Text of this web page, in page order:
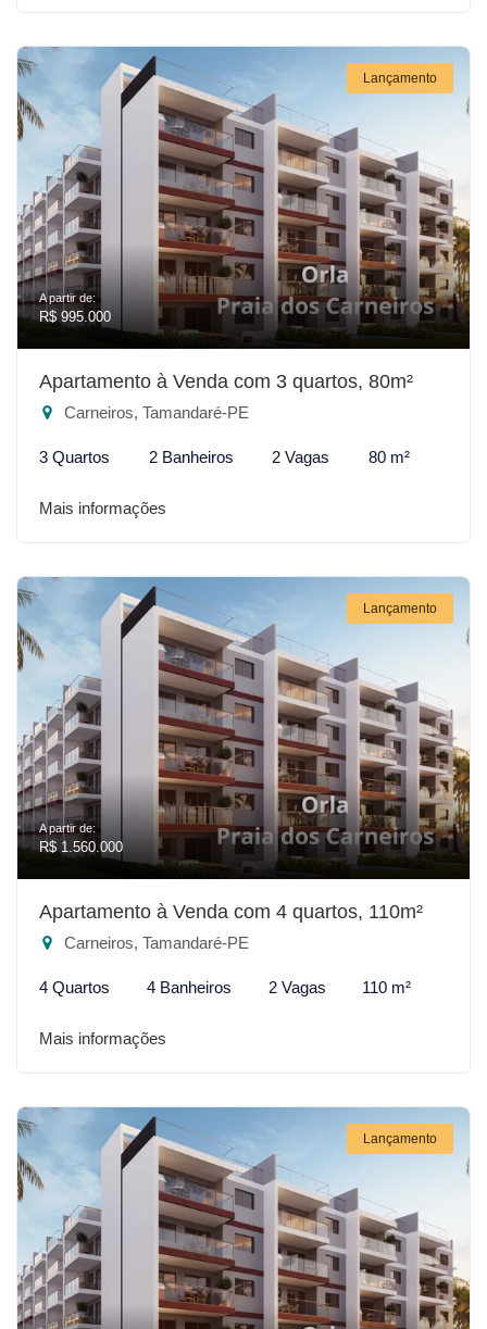
Lançamento
A partir de:
R$ 995.000
Apartamento à Venda com 3 quartos, 80m²
Carneiros, Tamandaré-PE
3 Quartos 2 Banheiros 2 Vagas 80 m²
Mais informações
Lançamento
A partir de:
R$ 1.560.000
Apartamento à Venda com 4 quartos, 110m²
Carneiros, Tamandaré-PE
4 Quartos 4 Banheiros 2 Vagas 110 m²
Mais informações
Lançamento